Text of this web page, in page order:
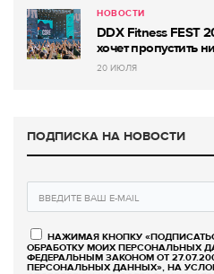
НОВОСТИ
DDX Fitness FEST
хочет пропустить
20 ИЮЛЯ
ПОДПИСКА НА НОВОСТИ
НАЖИМАЯ КНОПКУ
ОБРАБОТКУ МОИХ ПЕРСОНАЛЬНЫХ
ФЕДЕРАЛЬНЫМ ЗАКОНОМ ОТ
ПЕРСОНАЛЬНЫХ ДАННЫХ», НА